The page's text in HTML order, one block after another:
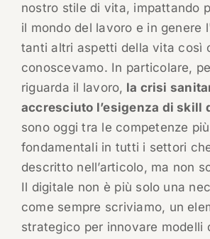
nostro stile di vita, impattando
il mondo del lavoro e in genere
tanti altri aspetti della vita così
conoscevamo. In particolare,
riguarda il lavoro, la crisi
accresciuto l’esigenza di skill
sono oggi tra le competenze
fondamentali in tutti i settori
descritto nell’articolo, ma non
Il digitale non è più solo una
come sempre scriviamo, un
strategico per innovare modelli